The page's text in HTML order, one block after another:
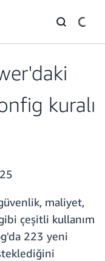
kuralı
maliyet,
çeşitli kullanım
223 yeni